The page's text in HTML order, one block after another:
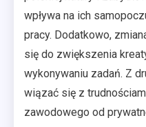
wpływa na ich
pracy. Dodatkowo,
się do zwiększenia
wykonywaniu zadań. Z
wiązać się z
zawodowego od